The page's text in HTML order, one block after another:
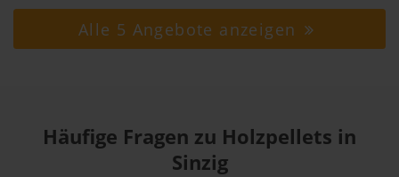
Alle 5 Angebote anzeigen
Häufige Fragen zu Holzpellets in
Sinzig